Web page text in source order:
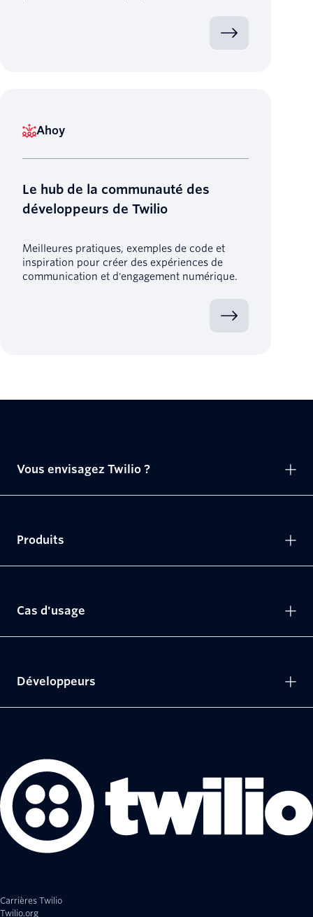
Ahoy
Le hub de la communauté des
développeurs de Twilio
Meilleures pratiques, exemples de code et
inspiration pour créer des expériences de
communication et d'engagement numérique.
Carrières Twilio
Twilio.org
Vous envisagez Twilio ?
Produits
Cas d'usage
Développeurs